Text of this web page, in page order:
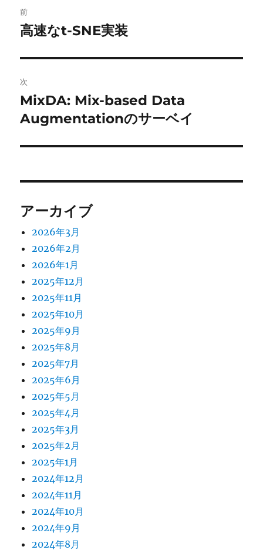
稿
ビ
ゲ
ー
シ
前
前
投
稿:
高速なt-SNE実装
次
次
の
稿:
MixDA: Mix-based Data
Augmentationのサーベイ
アーカイブ
2026年3月
2026年2月
2026年1月
2025年12月
2025年11月
2025年10月
2025年9月
2025年8月
2025年7月
2025年6月
2025年5月
2025年4月
2025年3月
2025年2月
2025年1月
2024年12月
2024年11月
2024年10月
2024年9月
2024年8月